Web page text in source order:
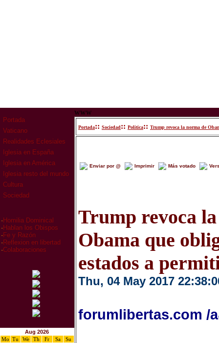
Portada
Vaticano
Realidades Eclesiales
Iglesia en España
Iglesia en América
Iglesia resto del mundo
Cultura
Sociedad
· Homilia Dominical
· Hablan los Obispos
· Fe y Razón
· Reflexion en libertad
·Colaboraciones
Aug 2026
Mo
Tu We Th Fr Sa
Su
www
Portada:: Sociedad:: Politica:: Trump revoca la norma de
Enviar por @ Imprimir Más votado
Trump revoca
Obama que
estados a
Thu, 04 May 2017
forumlibertas.com /